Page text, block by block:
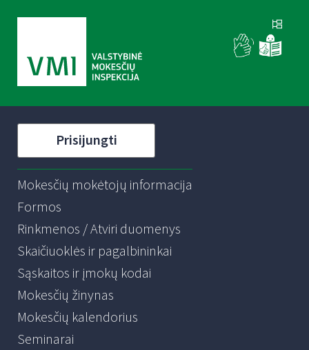
Prisijungti
Mokesčių mokėtojų informacija
Formos
Rinkmenos / Atviri duomenys
Skaičiuoklės ir pagalbininkai
Sąskaitos ir įmokų kodai
Mokesčių žinynas
Mokesčių kalendorius
Seminarai